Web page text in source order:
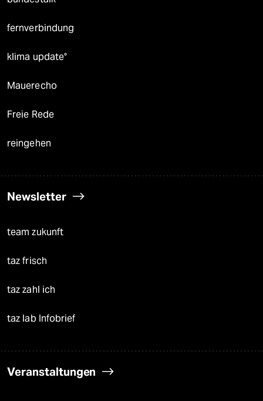
fernverbindung
klima update°
Mauerecho
Freie Rede
reingehen
Newsletter
team zukunft
taz frisch
taz zahl ich
taz lab Infobrief
Veranstaltungen